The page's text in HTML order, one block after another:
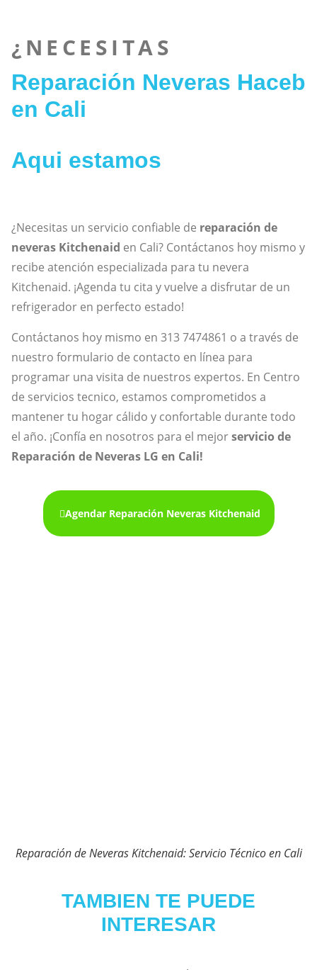
¿NECESITAS
Reparación Neveras Haceb
en Cali
Aqui estamos
¿Necesitas un servicio confiable de reparación de
neveras Kitchenaid en Cali? Contáctanos hoy mismo y
recibe atención especializada para tu nevera
Kitchenaid. ¡Agenda tu cita y vuelve a disfrutar de un
refrigerador en perfecto estado!
Contáctanos hoy mismo en 313 7474861 o a través de
nuestro formulario de contacto en línea para
programar una visita de nuestros expertos. En Centro
de servicios tecnico, estamos comprometidos a
mantener tu hogar cálido y confortable durante todo
el año. ¡Confía en nosotros para el mejorservicio de
Reparación de Neveras LG en Cali!
Agendar Reparación Neveras Kitchenaid
Reparación de Neveras Kitchenaid: Servicio Técnico en Cali
TAMBIEN TE PUEDE
INTERESAR